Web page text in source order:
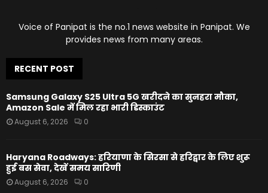
Voice of Panipat is the no.1 news website in Panipat. We
provides news from many areas.
RECENT POST
Samsung Galaxy S25 Ultra 5G खरीदने का सुनहरा मौका,
Amazon Sale में मिल रहा भारी डिस्काउंट
August 6, 2026 0
Haryana Roadways: हरियाणा के सिरसा से हरिद्वार के लिए शुरू
हुई बस सेवा, देखें समय सारिणी
August 6, 2026 0